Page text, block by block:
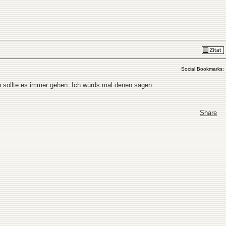
Social Bookmarks:
es immer gehen. Ich würds mal denen sagen
Share